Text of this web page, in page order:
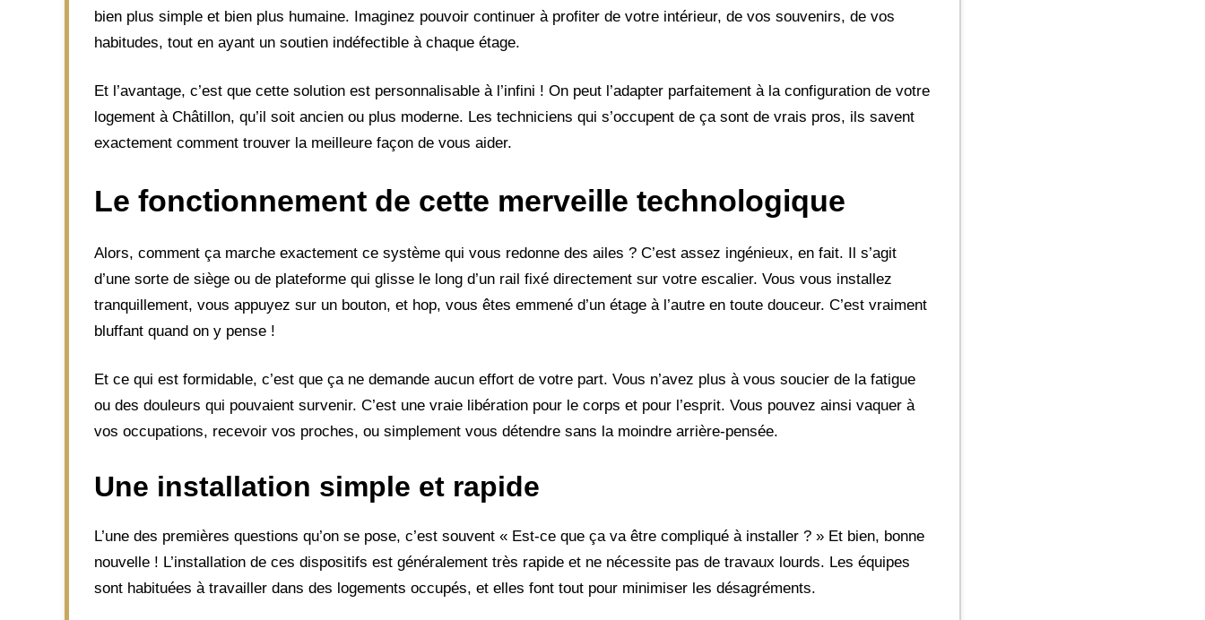
bien plus simple et bien plus humaine. Imaginez pouvoir continuer à profiter de votre intérieur, de vos souvenirs, de vos
habitudes, tout en ayant un soutien indéfectible à chaque étage.
Et l’avantage, c’est que cette solution est personnalisable à l’infini ! On peut l’adapter parfaitement à la configuration de votre
logement à Châtillon, qu’il soit ancien ou plus moderne. Les techniciens qui s’occupent de ça sont de vrais pros, ils savent
exactement comment trouver la meilleure façon de vous aider.
Le fonctionnement de cette merveille technologique
Alors, comment ça marche exactement ce système qui vous redonne des ailes ? C’est assez ingénieux, en fait. Il s’agit
d’une sorte de siège ou de plateforme qui glisse le long d’un rail fixé directement sur votre escalier. Vous vous installez
tranquillement, vous appuyez sur un bouton, et hop, vous êtes emmené d’un étage à l’autre en toute douceur. C’est vraiment
bluffant quand on y pense !
Et ce qui est formidable, c’est que ça ne demande aucun effort de votre part. Vous n’avez plus à vous soucier de la fatigue
ou des douleurs qui pouvaient survenir. C’est une vraie libération pour le corps et pour l’esprit. Vous pouvez ainsi vaquer à
vos occupations, recevoir vos proches, ou simplement vous détendre sans la moindre arrière-pensée.
Une installation simple et rapide
L’une des premières questions qu’on se pose, c’est souvent « Est-ce que ça va être compliqué à installer ? » Et bien, bonne
nouvelle ! L’installation de ces dispositifs est généralement très rapide et ne nécessite pas de travaux lourds. Les équipes
sont habituées à travailler dans des logements occupés, et elles font tout pour minimiser les désagréments.